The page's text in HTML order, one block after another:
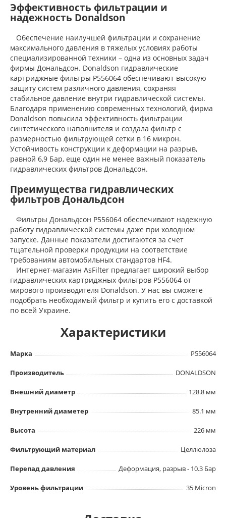
Эффективность фильтрации и
надежность Donaldson
Обеспечение наилучшей фильтрации и сохранение
максимального давления в тяжелых условиях работы
специализированной техники – одна из основных задач
фирмы Дональдсон. Donaldson гидравлические
картриджные фильтры P556064 обеспечивают высокую
защиту систем различного давления, сохраняя
стабильное давление внутри гидравлической системы.
Благодаря применению современных технологий, фирма
Donaldson повысила эффективность фильтрации
синтетического наполнителя и создала фильтр с
размерностью фильтрующей сетки в 16 микрон.
Устойчивость конструкции к деформации на разрыв,
равной 6,9 Бар, еще один не менее важный показатель
гидравлических фильтров Дональдсон.
Преимущества гидравлических
фильтров Дональдсон
Фильтры Дональдсон P556064 обеспечивают надежную
работу гидравлической системы даже при холодном
запуске. Данные показатели достигаются за счет
тщательной проверки продукции на соответствие
требованиям автомобильных стандартов HF4.
Интернет-магазин AsFilter предлагает широкий выбор
гидравлических картриджных фильтров P556064 от
мирового производителя Donaldson. У нас вы сможете
подобрать необходимый фильтр и купить его с доставкой
по всей Украине.
Характеристики
Марка P556064
Производитель DONALDSON
Внешний диаметр 128.8 мм
Внутренний диаметер 85.1 мм
Высота 226 мм
Фильтрующий материал Целлюлоза
Перепад давления Деформация, разрыв - 10.3 Бар
Уровень фильтрации 35 Micron